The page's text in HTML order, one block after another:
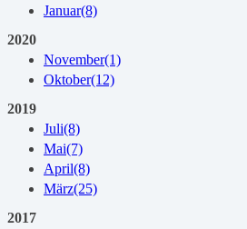
Januar(8)
2020
November(1)
Oktober(12)
2019
Juli(8)
Mai(7)
April(8)
März(25)
2017